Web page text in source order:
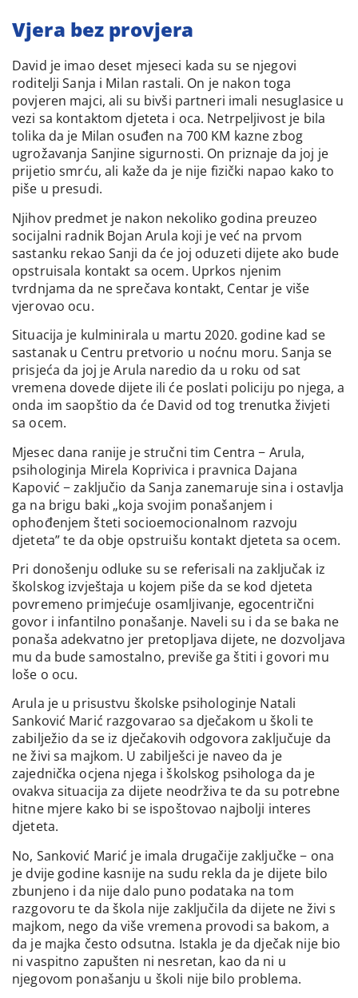
Vjera bez provjera
David je imao deset mjeseci kada su se njegovi
roditelji Sanja i Milan rastali. On je nakon toga
povjeren majci, ali su bivši partneri imali nesuglasice u
vezi sa kontaktom djeteta i oca. Netrpeljivost je bila
tolika da je Milan osuđen na 700 KM kazne zbog
ugrožavanja Sanjine sigurnosti. On priznaje da joj je
prijetio smrću, ali kaže da je nije fizički napao kako to
piše u presudi.
Njihov predmet je nakon nekoliko godina preuzeo
socijalni radnik Bojan Arula koji je već na prvom
sastanku rekao Sanji da će joj oduzeti dijete ako bude
opstruisala kontakt sa ocem. Uprkos njenim
tvrdnjama da ne sprečava kontakt, Centar je više
vjerovao ocu.
Situacija je kulminirala u martu 2020. godine kad se
sastanak u Centru pretvorio u noćnu moru. Sanja se
prisjeća da joj je Arula naredio da u roku od sat
vremena dovede dijete ili će poslati policiju po njega, a
onda im saopštio da će David od tog trenutka živjeti
sa ocem.
Mjesec dana ranije je stručni tim Centra − Arula,
psihologinja Mirela Koprivica i pravnica Dajana
Kapović − zaključio da Sanja zanemaruje sina i ostavlja
ga na brigu baki „koja svojim ponašanjem i
ophođenjem šteti socioemocionalnom razvoju
djeteta” te da obje opstruišu kontakt djeteta sa ocem.
Pri donošenju odluke su se referisali na zaključak iz
školskog izvještaja u kojem piše da se kod djeteta
povremeno primjećuje osamljivanje, egocentrični
govor i infantilno ponašanje. Naveli su i da se baka ne
ponaša adekvatno jer pretopljava dijete, ne dozvoljava
mu da bude samostalno, previše ga štiti i govori mu
loše o ocu.
Arula je u prisustvu školske psihologinje Natali
Sanković Marić razgovarao sa dječakom u školi te
zabilježio da se iz dječakovih odgovora zaključuje da
ne živi sa majkom. U zabilješci je naveo da je
zajednička ocjena njega i školskog psihologa da je
ovakva situacija za dijete neodrživa te da su potrebne
hitne mjere kako bi se ispoštovao najbolji interes
djeteta.
No, Sanković Marić je imala drugačije zaključke − ona
je dvije godine kasnije na sudu rekla da je dijete bilo
zbunjeno i da nije dalo puno podataka na tom
razgovoru te da škola nije zaključila da dijete ne živi s
majkom, nego da više vremena provodi sa bakom, a
da je majka često odsutna. Istakla je da dječak nije bio
ni vaspitno zapušten ni nesretan, kao da ni u
njegovom ponašanju u školi nije bilo problema.